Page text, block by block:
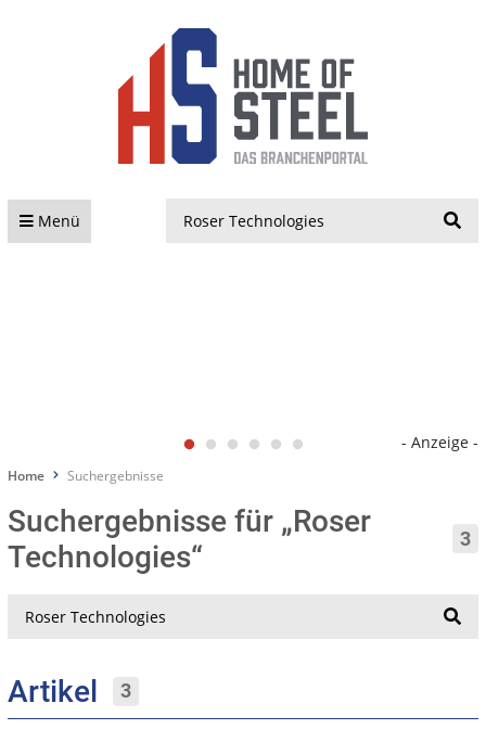
Menü
- Anzeige -
Home Suchergebnisse
Suchergebnisse für „Roser
Technologies“
3
Artikel 3